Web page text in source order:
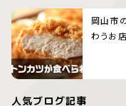
岡山市
わうお
人気ブログ記事